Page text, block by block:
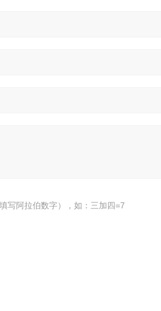
写阿拉伯数字），如：三加四=7